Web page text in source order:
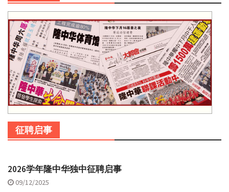
征聘启事
2026学年隆中华独中征聘启事
09/12/2025